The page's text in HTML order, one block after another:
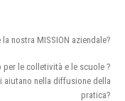
nostra MISSION aziendale?
le colletività e le scuole ?
aiutano nella diffusione della
pratica?